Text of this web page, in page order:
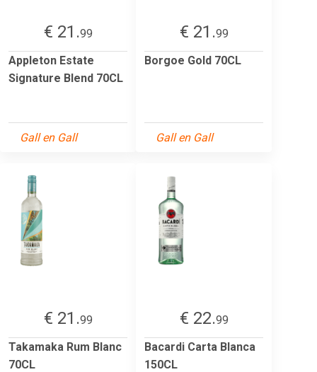
€ 21.99
Appleton Estate
Signature Blend 70CL
Gall en Gall
€ 21.99
Borgoe Gold 70CL
Gall en Gall
€ 21.99
Takamaka Rum Blanc
70CL
€ 22.99
Bacardi Carta Blanca
150CL